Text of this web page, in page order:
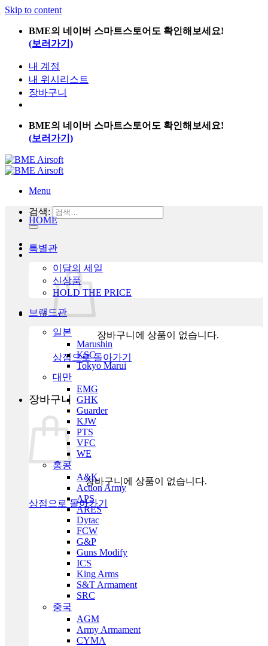
Skip to content
BME의 네이버 스마트스토어도 확인해보세요!
(보러가기)
내 계정
내 위시리스트
장바구니
BME의 네이버 스마트스토어도 확인해보세요!
(보러가기)
Menu
검색:
장바구니에 상품이 없습니다.
상점으로 돌아가기
장바구니
장바구니에 상품이 없습니다.
상점으로 돌아가기
HOME
특별관
이달의 세일
신상품
HOLD THE PRICE
브랜드관
일본
Marushin
KSC
Tokyo Marui
대만
EMG
GHK
Guarder
KJW
PTS
VFC
WE
홍콩
A&K
Action Army
APS
ARES
Dytac
FCW
G&P
Guns Modify
ICS
King Arms
S&T Armament
SRC
중국
AGM
Army Armament
CYMA